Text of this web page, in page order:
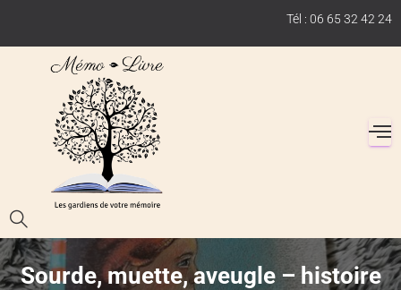
Tél : 06 65 32 42 24
Sourde, muette, aveugle – histoire